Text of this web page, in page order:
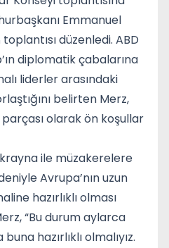
Emmanuel
düzenledi. ABD
diplomatik çabalarına
liderler arasındaki
belirten Merz,
olarak ön koşullar
ile müzakerelere
Avrupa’nın uzun
hazırlıklı olması
“Bu durum aylarca
hazırlıklı olmalıyız.